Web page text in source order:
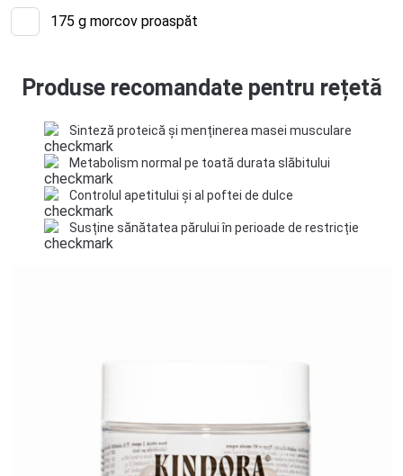
175 g morcov proaspăt
Produse recomandate pentru rețetă
Sinteză proteică și menținerea masei musculare
Metabolism normal pe toată durata slăbitului
Controlul apetitului și al poftei de dulce
Susține sănătatea părului în perioade de restricție